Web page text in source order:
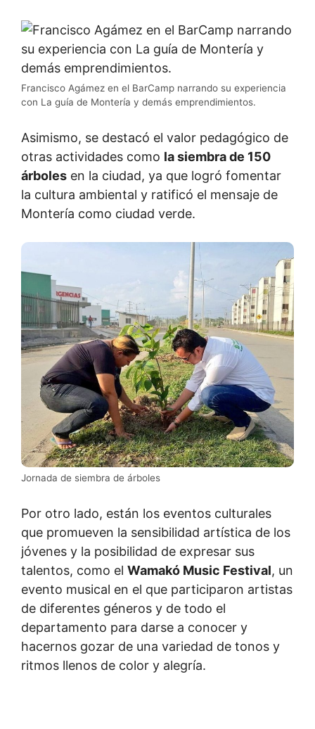
Francisco Agámez en el BarCamp narrando su experiencia
con La guía de Montería y demás emprendimientos.
Asimismo, se destacó el valor pedagógico de
otras actividades como la siembra de 150
árboles en la ciudad, ya que logró fomentar
la cultura ambiental y ratificó el mensaje de
Montería como ciudad verde.
Jornada de siembra de árboles
Por otro lado, están los eventos culturales
que promueven la sensibilidad artística de los
jóvenes y la posibilidad de expresar sus
talentos, como el Wamakó Music Festival, un
evento musical en el que participaron artistas
de diferentes géneros y de todo el
departamento para darse a conocer y
hacernos gozar de una variedad de tonos y
ritmos llenos de color y alegría.